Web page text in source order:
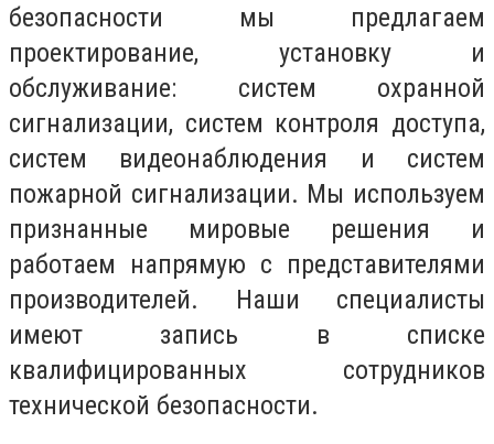
безопасности мы предлагаем
проектирование, установку и
обслуживание: систем охранной
сигнализации, систем контроля доступа,
систем видеонаблюдения и систем
пожарной сигнализации. Мы используем
признанные мировые решения и
работаем напрямую с представителями
производителей. Наши специалисты
имеют запись в списке
квалифицированных сотрудников
технической безопасности.